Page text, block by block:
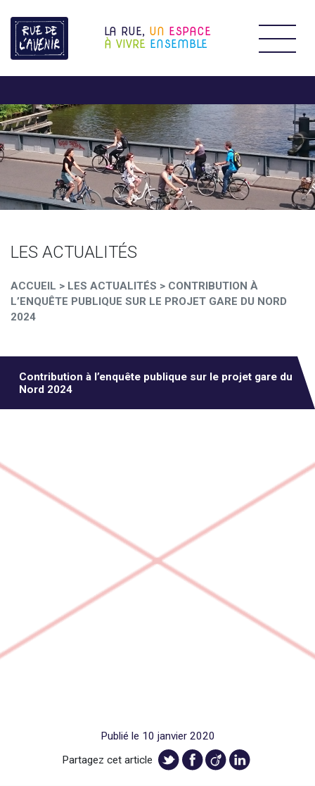
LA RUE, UN ESPACE
À VIVRE ENSEMBLE
LES ACTUALITÉS
ACCUEIL > LES ACTUALITÉS > CONTRIBUTION À
L’ENQUÊTE PUBLIQUE SUR LE PROJET GARE DU NORD
2024
Contribution à l’enquête publique sur le projet gare du
Nord 2024
Publié le 10 janvier 2020
Partagez cet article